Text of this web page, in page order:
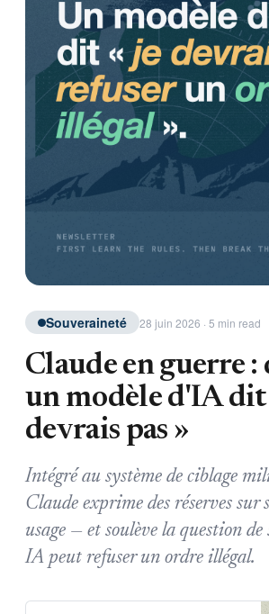
Souveraineté 28 juin 2026 · 5 min read
Claude en guerre :
un modèle d'IA dit
devrais pas »
Intégré au système de ciblage
Claude exprime des réserves sur
usage — et soulève la question
IA peut refuser un ordre illégal.